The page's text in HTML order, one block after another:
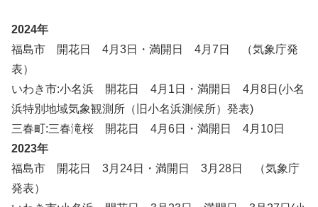
2024年
福島市 開花日 4月3日・満開日 4月7日 （気象庁発
表）
いわき市:小名浜 開花日 4月1日・満開日 4月8日(小名
浜特別地域気象観測所（旧小名浜測候所）発表)
三春町:三春滝桜 開花日 4月6日・満開日 4月10日
2023年
福島市 開花日 3月24日・満開日 3月28日 （気象庁
発表）